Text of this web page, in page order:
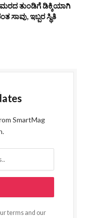
ತುಂಡಿಗೆ ಡಿಕ್ಕಿಯಾಗಿ
ಸಾವು, ಇಬ್ಬರ ಸ್ಥಿತಿ
SmartMag
terms and our